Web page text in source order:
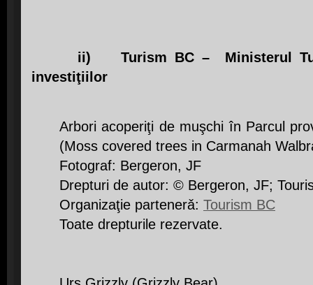
ii) Turism BC – Ministerul
investiţiilor
Arbori acoperiţi de muşchi în Parcul
(Moss covered trees in Carmanah
Fotograf: Bergeron, JF
Drepturi de autor: © Bergeron, JF;
Organizaţie partenerǎ: Tourism BC
Toate drepturile rezervate.